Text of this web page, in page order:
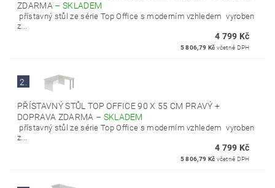
ZDARMA –SKLADEM
přístavný stůl ze série Top Office s moderním vzhledem vyroben
z...
4 799 Kč
5 806,79 Kč včetně DPH
2.
PŘÍSTAVNÝ STŮL TOP OFFICE 90 X 55 CM PRAVÝ +
DOPRAVA ZDARMA – SKLADEM
přístavný stůl ze série Top Office s moderním vzhledem vyroben
z...
4 799 Kč
5 806,79 Kč včetně DPH